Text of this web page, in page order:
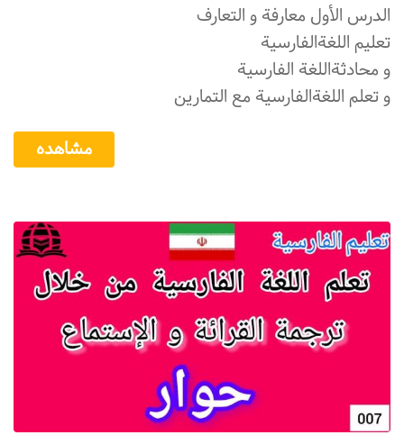
الدرس الأول معارفة و التعارف
تعليم اللغةالفارسية
و محادثةاللغة الفارسية
و تعلم اللغةالفارسية مع التمارين
مشاهده